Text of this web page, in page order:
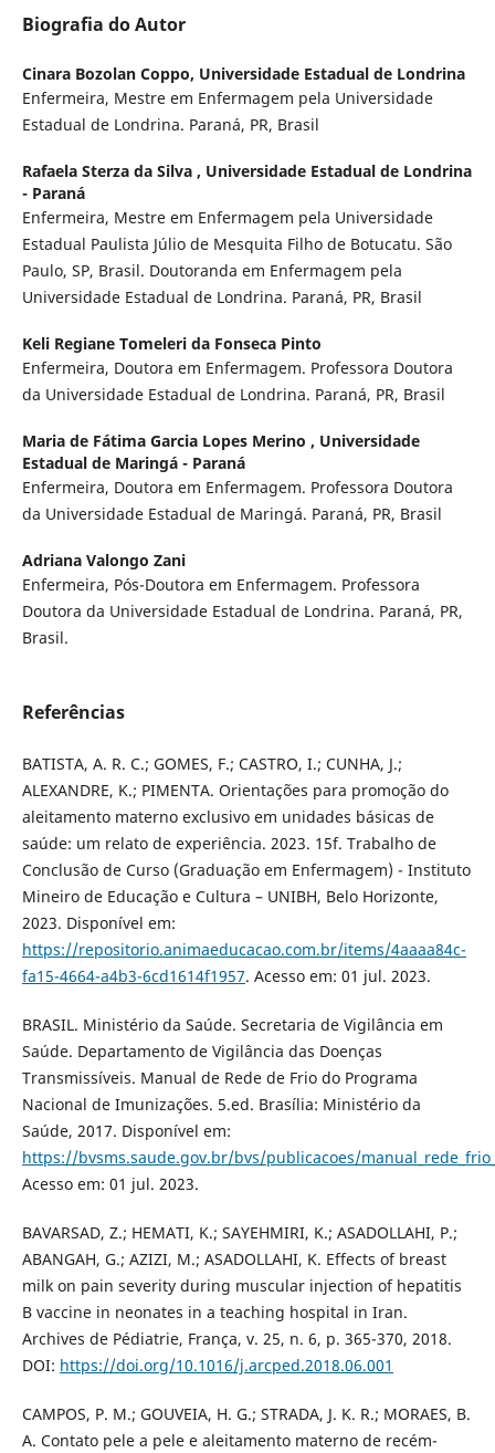
Biografia do Autor
Cinara Bozolan Coppo, Universidade Estadual de Londrina
Enfermeira, Mestre em Enfermagem pela Universidade
Estadual de Londrina. Paraná, PR, Brasil
Rafaela Sterza da Silva , Universidade Estadual de Londrina
- Paraná
Enfermeira, Mestre em Enfermagem pela Universidade
Estadual Paulista Júlio de Mesquita Filho de Botucatu. São
Paulo, SP, Brasil. Doutoranda em Enfermagem pela
Universidade Estadual de Londrina. Paraná, PR, Brasil
Keli Regiane Tomeleri da Fonseca Pinto
Enfermeira, Doutora em Enfermagem. Professora Doutora
da Universidade Estadual de Londrina. Paraná, PR, Brasil
Maria de Fátima Garcia Lopes Merino , Universidade
Estadual de Maringá - Paraná
Enfermeira, Doutora em Enfermagem. Professora Doutora
da Universidade Estadual de Maringá. Paraná, PR, Brasil
Adriana Valongo Zani
Enfermeira, Pós-Doutora em Enfermagem. Professora
Doutora da Universidade Estadual de Londrina. Paraná, PR,
Brasil.
Referências
BATISTA, A. R. C.; GOMES, F.; CASTRO, I.; CUNHA, J.;
ALEXANDRE, K.; PIMENTA. Orientações para promoção do
aleitamento materno exclusivo em unidades básicas de
saúde: um relato de experiência. 2023. 15f. Trabalho de
Conclusão de Curso (Graduação em Enfermagem) - Instituto
Mineiro de Educação e Cultura – UNIBH, Belo Horizonte,
2023. Disponível em:
https://repositorio.animaeducacao.com.br/items/4aaaa84c-
fa15-4664-a4b3-6cd1614f1957. Acesso em: 01 jul. 2023.
BRASIL. Ministério da Saúde. Secretaria de Vigilância em
Saúde. Departamento de Vigilância das Doenças
Transmissíveis. Manual de Rede de Frio do Programa
Nacional de Imunizações. 5.ed. Brasília: Ministério da
Saúde, 2017. Disponível em:
https://bvsms.saude.gov.br/bvs/publicacoes/
Acesso em: 01 jul. 2023.
BAVARSAD, Z.; HEMATI, K.; SAYEHMIRI, K.; ASADOLLAHI, P.;
ABANGAH, G.; AZIZI, M.; ASADOLLAHI, K. Effects of breast
milk on pain severity during muscular injection of hepatitis
B vaccine in neonates in a teaching hospital in Iran.
Archives de Pédiatrie, França, v. 25, n. 6, p. 365-370, 2018.
DOI: https://doi.org/10.1016/j.arcped.2018.06.001
CAMPOS, P. M.; GOUVEIA, H. G.; STRADA, J. K. R.; MORAES, B.
A. Contato pele a pele e aleitamento materno de recém-